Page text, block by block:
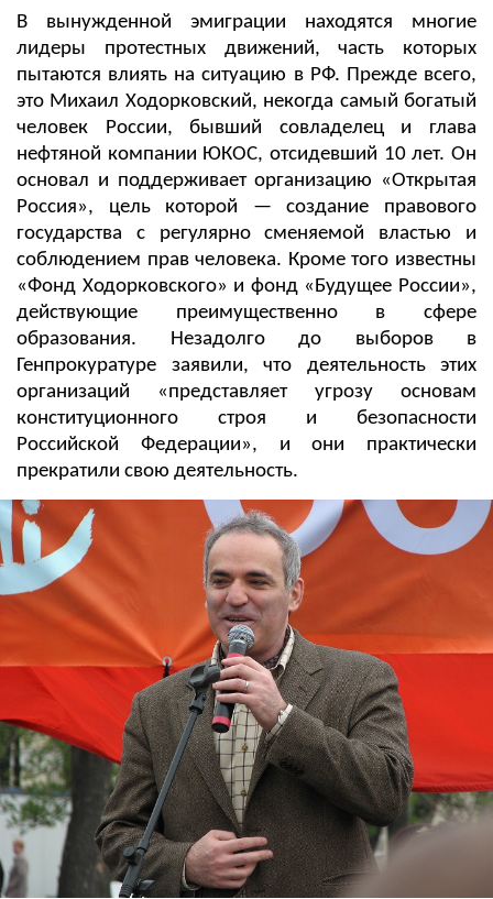
В вынужденной эмиграции находятся многие
лидеры протестных движений, часть которых
пытаются влиять на ситуацию в РФ. Прежде всего,
это Михаил Ходорковский, некогда самый богатый
человек России, бывший совладелец и глава
нефтяной компании ЮКОС, отсидевший 10 лет. Он
основал и поддерживает организацию «Открытая
Россия», цель которой — создание правового
государства с регулярно сменяемой властью и
соблюдением прав человека. Кроме того известны
«Фонд Ходорковского» и фонд «Будущее России»,
действующие преимущественно в сфере
образования. Незадолго до выборов в
Генпрокуратуре заявили, что деятельность этих
организаций «представляет угрозу основам
конституционного строя и безопасности
Российской Федерации», и они практически
прекратили свою деятельность.